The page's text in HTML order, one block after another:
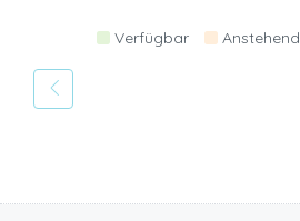
Verfügbar Anstehend